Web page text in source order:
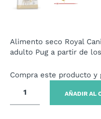
Alimento seco Royal
adulto Pug a partir de
Compra este producto y
AÑADIR AL